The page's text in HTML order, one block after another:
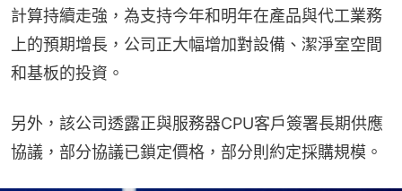
計算持續走強，為支持今年和明年在產品與代工業務
上的預期增長，公司正大幅增加對設備、潔淨室空間
和基板的投資。
另外，該公司透露正與服務器CPU客戶簽署長期供應
協議，部分協議已鎖定價格，部分則約定採購規模。